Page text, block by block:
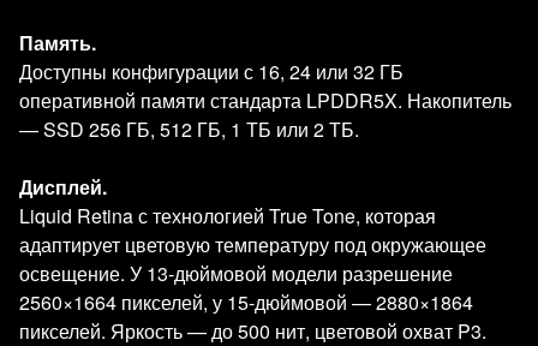
Память.
Доступны конфигурации с 16, 24 или 32 ГБ
оперативной памяти стандарта LPDDR5X. Накопитель
— SSD 256 ГБ, 512 ГБ, 1 ТБ или 2 ТБ.
Дисплей.
Liquid Retina с технологией True Tone, которая
адаптирует цветовую температуру под окружающее
освещение. У 13‑дюймовой модели разрешение
2560×1664 пикселей, у 15‑дюймовой — 2880×1864
пикселей. Яркость — до 500 нит, цветовой охват P3.